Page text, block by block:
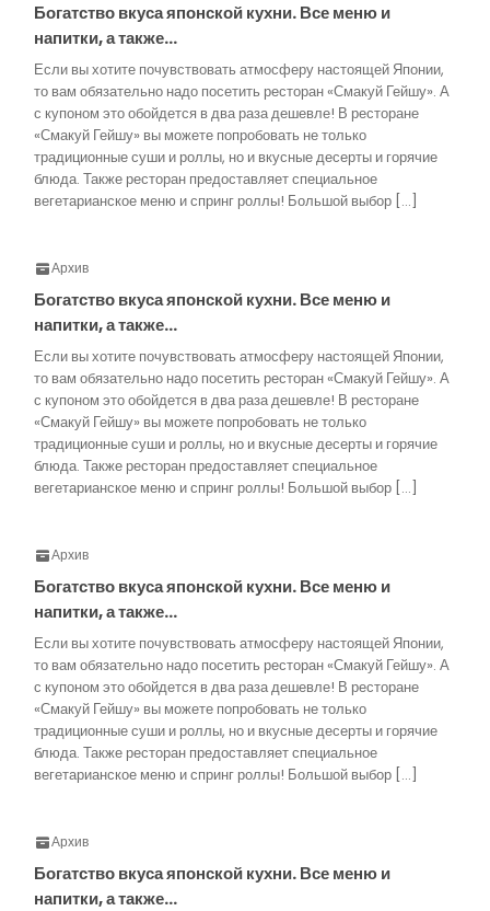
Богатство вкуса японской кухни. Все меню и
напитки, а также…
Если вы хотите почувствовать атмосферу настоящей Японии,
то вам обязательно надо посетить ресторан «Смакуй Гейшу». А
с купоном это обойдется в два раза дешевле! В ресторане
«Смакуй Гейшу» вы можете попробовать не только
традиционные суши и роллы, но и вкусные десерты и горячие
блюда. Также ресторан предоставляет специальное
вегетарианское меню и спринг роллы! Большой выбор […]
Архив
Богатство вкуса японской кухни. Все меню и
напитки, а также…
Если вы хотите почувствовать атмосферу настоящей Японии,
то вам обязательно надо посетить ресторан «Смакуй Гейшу». А
с купоном это обойдется в два раза дешевле! В ресторане
«Смакуй Гейшу» вы можете попробовать не только
традиционные суши и роллы, но и вкусные десерты и горячие
блюда. Также ресторан предоставляет специальное
вегетарианское меню и спринг роллы! Большой выбор […]
Архив
Богатство вкуса японской кухни. Все меню и
напитки, а также…
Если вы хотите почувствовать атмосферу настоящей Японии,
то вам обязательно надо посетить ресторан «Смакуй Гейшу». А
с купоном это обойдется в два раза дешевле! В ресторане
«Смакуй Гейшу» вы можете попробовать не только
традиционные суши и роллы, но и вкусные десерты и горячие
блюда. Также ресторан предоставляет специальное
вегетарианское меню и спринг роллы! Большой выбор […]
Архив
Богатство вкуса японской кухни. Все меню и
напитки, а также…